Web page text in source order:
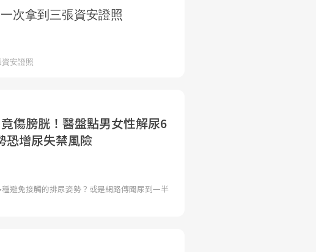
傷膀胱！醫盤點男女性解尿6
恐增尿失禁風險
避免接觸的排尿姿勢？或是網路傳聞尿到一半